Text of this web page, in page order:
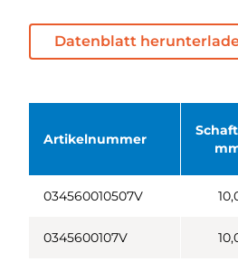
Datenblatt
Artikelnummer
034560010507V
0345600107V